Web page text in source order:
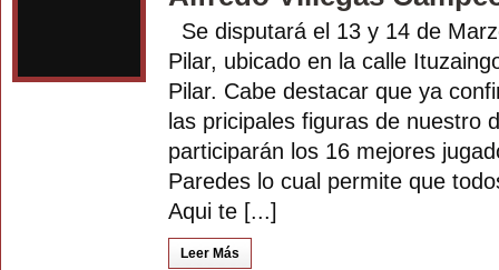
Se disputará el 13 y 14 de
Pilar, ubicado en la calle
Pilar. Cabe destacar que ya
las pricipales figuras de nuestro
participarán los 16 mejores
Paredes lo cual permite que
Aqui te [...]
Leer Más